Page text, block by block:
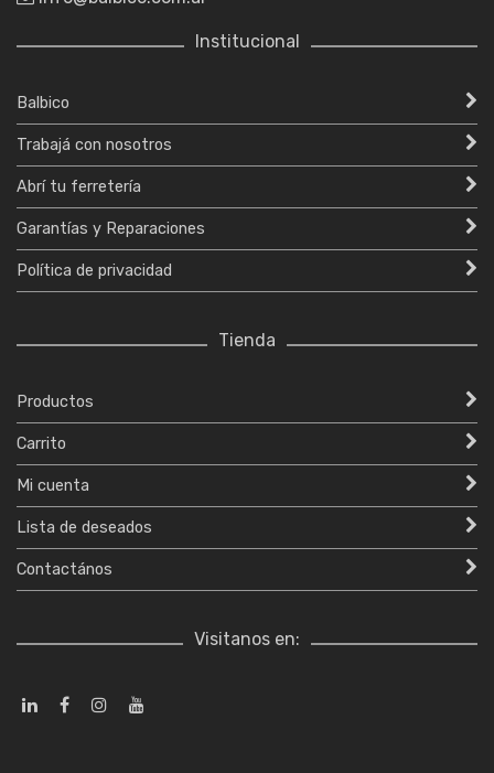
Institucional
Balbico
Trabajá con nosotros
Abrí tu ferretería
Garantías y Reparaciones
Política de privacidad
Tienda
Productos
Carrito
Mi cuenta
Lista de deseados
Contactános
Visitanos en: